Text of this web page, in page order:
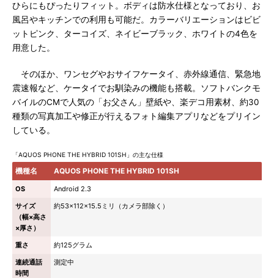
ひらにもぴったりフィット。ボディは防水仕様となっており、お
風呂やキッチンでの利用も可能だ。カラーバリエーションはビビ
ットピンク、ターコイズ、ネイビーブラック、ホワイトの4色を
用意した。
そのほか、ワンセグやおサイフケータイ、赤外線通信、緊急地
震速報など、ケータイでお馴染みの機能も搭載。ソフトバンクモ
バイルのCMで人気の「お父さん」壁紙や、楽デコ用素材、約30
種類の写真加工や修正が行えるフォト編集アプリなどをプリイン
している。
「AQUOS PHONE THE HYBRID 101SH」の主な仕様
機種名 AQUOS PHONE THE HYBRID 101SH
OS
Android 2.3
サイズ
（幅×高さ
×厚さ）
約53×112×15.5ミリ（カメラ部除く）
重さ
約125グラム
連続通話
時間
測定中